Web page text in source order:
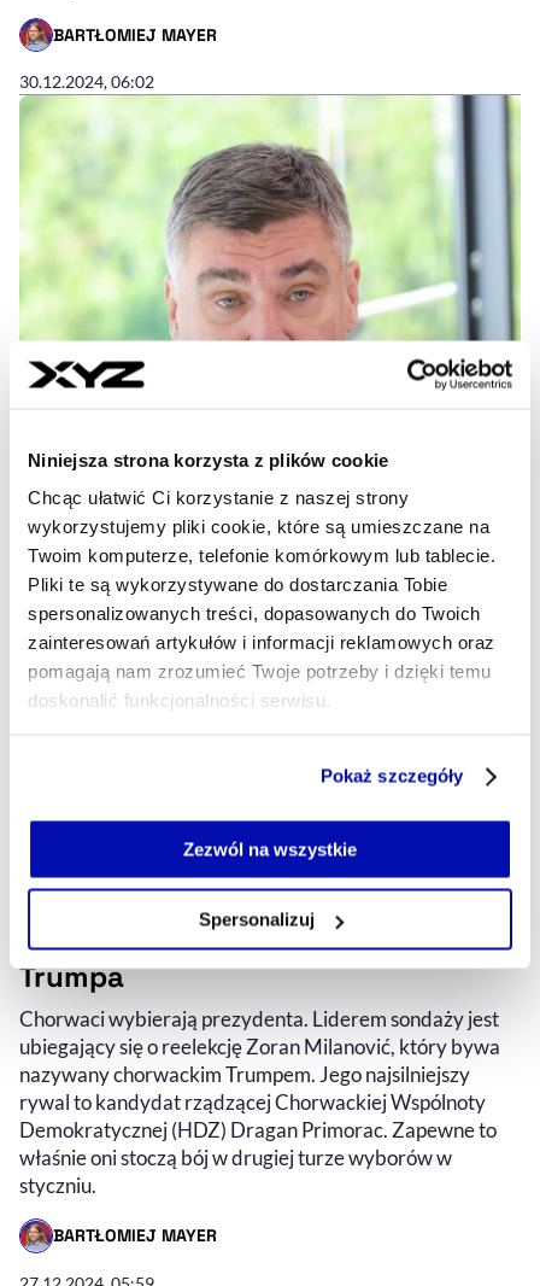
Niniejsza strona korzysta z plików cookie
Chcąc ułatwić Ci korzystanie z naszej strony
wykorzystujemy pliki cookie, które są umieszczane na
Twoim komputerze, telefonie komórkowym lub tablecie.
Pliki te są wykorzystywane do dostarczania Tobie
spersonalizowanych treści, dopasowanych do Twoich
zainteresowań artykułów i informacji reklamowych oraz
pomagają nam zrozumieć Twoje potrzeby i dzięki temu
doskonalić funkcjonalności serwisu.
Jeżeli nie wyrażasz zgody na zapisywanie plików cookie,
możesz łatwo zarządzać swoimi uprawnieniami, np. we
własnej przeglądarce internetowej lub po wybraniu opcji
naszejPolityce Prywatności
Pokaż szczegóły
Zezwól na wszystkie
Spersonalizuj
BARTŁOMIEJ MAYER
- AUTOR ARTYKUŁU - PROFIL
30.12.2024, 06:02
Wybory prezydenckie w Chorwacji.
Liderem sondaży lokalny wariant
Trumpa
Chorwaci wybierają prezydenta. Liderem sondaży jest
ubiegający się o reelekcję Zoran Milanović, który bywa
nazywany chorwackim Trumpem. Jego najsilniejszy
rywal to kandydat rządzącej Chorwackiej Wspólnoty
Demokratycznej (HDZ) Dragan Primorac. Zapewne to
właśnie oni stoczą bój w drugiej turze wyborów w
styczniu.
BARTŁOMIEJ MAYER
- AUTOR ARTYKUŁU - PROFIL